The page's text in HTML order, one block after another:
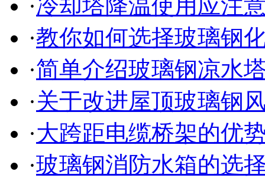
·冷却塔降温使用应注
·教你如何选择玻璃钢
·简单介绍玻璃钢凉水
·关于改进屋顶玻璃钢
·大跨距电缆桥架的优
·玻璃钢消防水箱的选